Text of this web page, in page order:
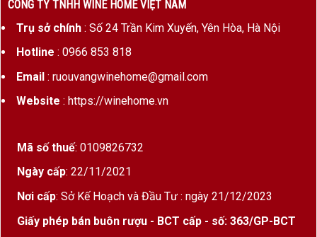
CÔNG TY TNHH WINE HOME VIỆT NAM
Trụ sở chính: Số 24 Trần Kim Xuyến, Yên Hòa, Hà Nội
Hotline : 0966 853 818
Email: ruouvangwinehome@gmail.com
Website : https://winehome.vn
Mã số thuế: 0109826732
Ngày cấp: 22/11/2021
Nơi cấp: Sở Kế Hoạch và Đầu Tư : ngày 21/12/2023
Giấy phép bán buôn rượu - BCT cấp - số: 363/GP-BCT